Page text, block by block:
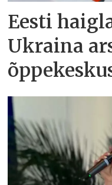
Eesti
Ukraina